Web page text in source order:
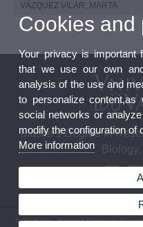
VÁZQUEZ VILAR, MARTA
Master's Degree in
© 2026 UV. - Master's Degree in
Cookies and
Your privacy is important
that we use our own
analysis of the use and
to personalize
social networks or
modify the configuration of
More information